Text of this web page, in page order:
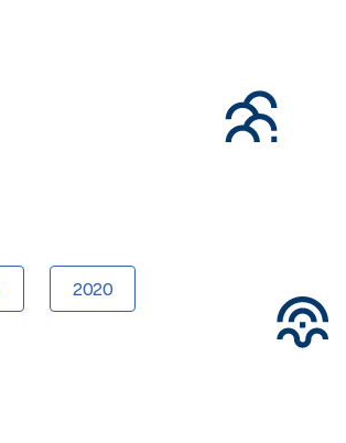
2020